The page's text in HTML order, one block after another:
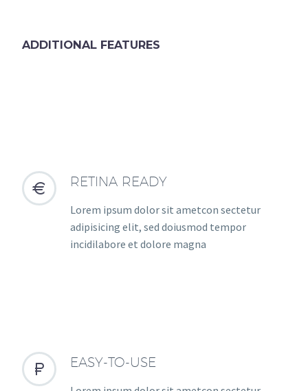
ADDITIONAL FEATURES

 RETINA READY
Lorem ipsum dolor sit ametcon sectetur
adipisicing elit, sed doiusmod tempor
incidilabore et dolore magna

 EASY-TO-USE